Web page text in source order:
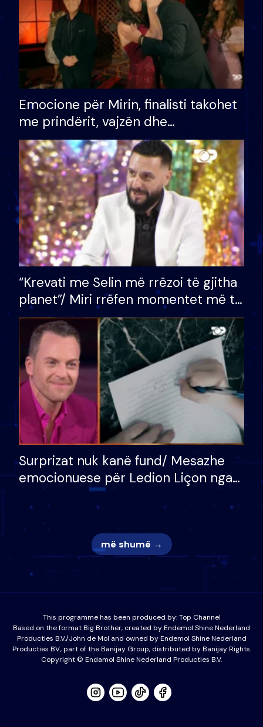
Emocione për Mirin, finalisti takohet
me prindërit, vajzën dhe
bashkëshorten: S’kemi ndonjë letër
divorci apo jo?
“Krevati me Selin më rrëzoi të gjitha
planet”/ Miri rrëfen momentet më të
bukura në shtëpinë e BB VIP: Do më
mungojë zilja e mëngjesit kur…
Surprizat nuk kanë fund/ Mesazhe
emocionuese për Ledion Liçon nga
nëna dhe fëmijët e tij, moderatori
nuk i mban dot lotët: Nuk meritoj…
më shumë →
This programme has been produced by:Top Channel
Based on the format Big Brother, created by Endemol Shine Nederland
Producties B.V./John de Mol and owned by Endemol Shine Nederland
Producties BV., part of the Banijay Group, distributed by Banijay Rights.
Copyright © Endamol Shine Nederland Producties B.V.